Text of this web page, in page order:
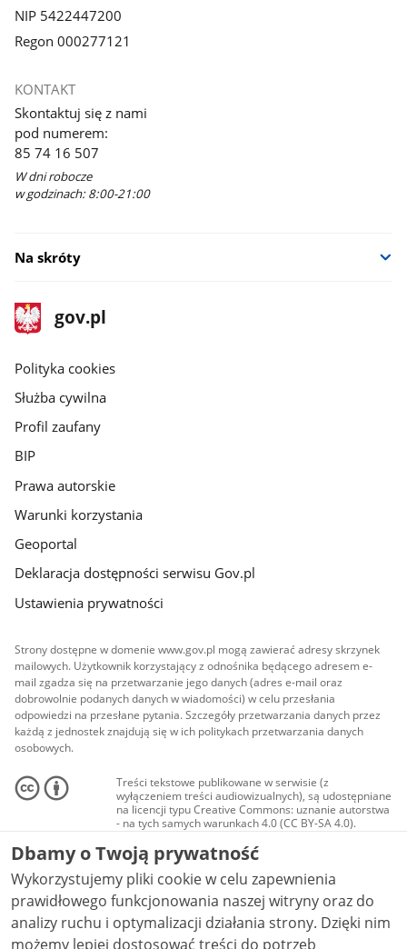
NIP 5422447200
Regon 000277121
KONTAKT
Skontaktuj się z nami
pod numerem:
85 74 16 507
W dni robocze
w godzinach: 8:00-21:00
Na skróty
stopka
gov.pl
Strona
gov.pl
gov.pl
Polityka cookies
Służba cywilna
Profil zaufany
BIP
Prawa autorskie
Warunki korzystania
Geoportal
Deklaracja dostępności serwisu Gov.pl
Ustawienia prywatności
Strony dostępne w domenie www.gov.pl mogą zawierać adresy skrzynek
mailowych. Użytkownik korzystający z odnośnika będącego adresem e-
mail zgadza się na przetwarzanie jego danych (adres e-mail oraz
dobrowolnie podanych danych w wiadomości) w celu przesłania
odpowiedzi na przesłane pytania. Szczegóły przetwarzania danych przez
każdą z jednostek znajdują się w ich politykach przetwarzania danych
osobowych.
Treści tekstowe publikowane w serwisie (z
wyłączeniem treści audiowizualnych), są udostępniane
na licencji typu Creative Commons: uznanie autorstwa
- na tych samych warunkach 4.0 (CC BY-SA 4.0).
Materiały audiowizualne, w tym zdjęcia, materiały
audio i wideo, są udostępniane na licencji typu
Creative Commons: uznanie autorstwa użycie
niekomercyjne - bez utworów zależnych 4.0 (CC BY-
NC-ND 4.0), o ile nie jest to stwierdzone inaczej.
Dbamy o Twoją prywatność
Wykorzystujemy pliki cookie w celu zapewnienia
prawidłowego funkcjonowania naszej witryny oraz do
analizy ruchu i optymalizacji działania strony. Dzięki nim
możemy lepiej dostosować treści do potrzeb